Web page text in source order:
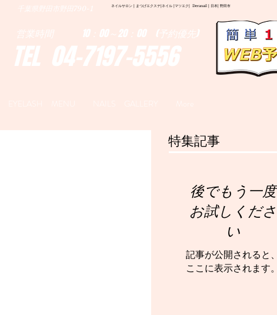
ネイルサロン | まつげエクステ|ネイル |マツエク| Deranail | 日本| 野田市
千葉県野田市野田790-1
TEL 04-7197-5556
営業時間 10：00～20：00 (予約優先)
特集記事
後でもう一度
お試しくださ
い
記事が公開されると、
ここに表示されます。